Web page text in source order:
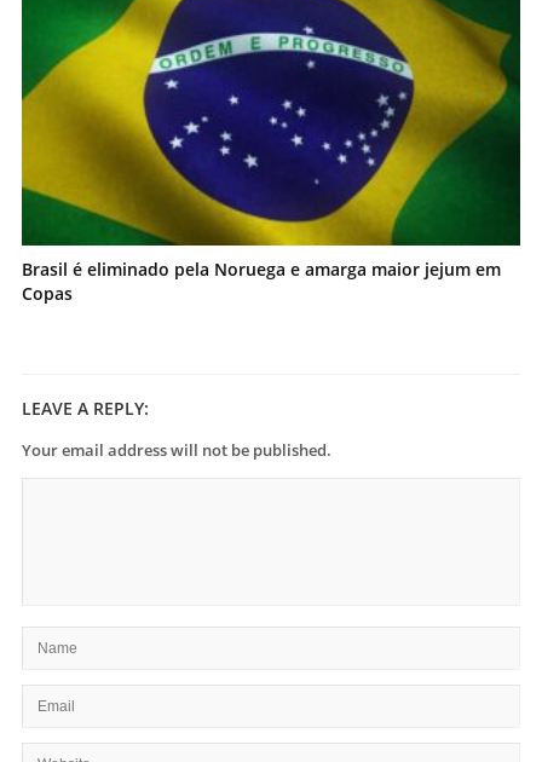
Brasil é eliminado pela Noruega e amarga maior jejum em
Copas
LEAVE A REPLY:
Your email address will not be published.